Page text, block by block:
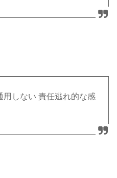
用しない 責任逃れ的な感